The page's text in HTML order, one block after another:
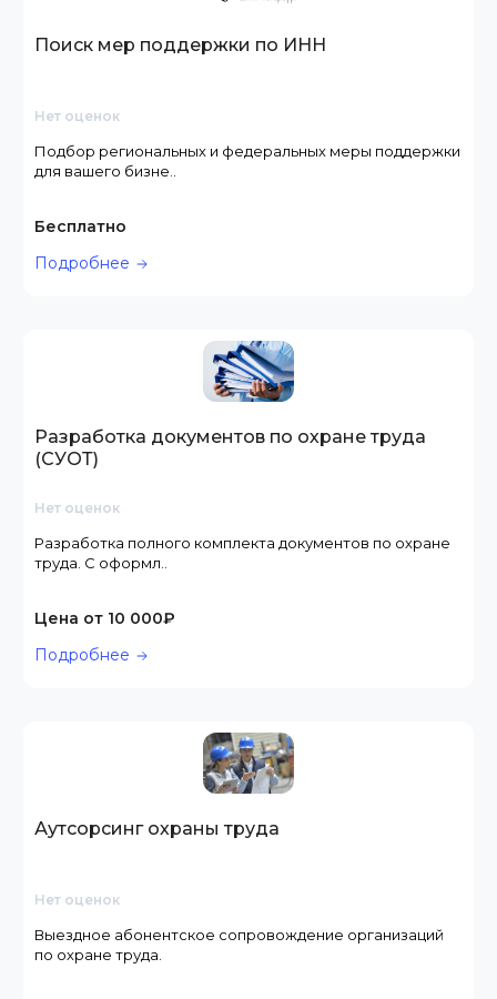
Поиск мер поддержки по ИНН
Нет оценок
Подбор региональных и федеральных меры поддержки
для вашего бизне..
Бесплатно
Подробнее
Разработка документов по охране труда
(СУОТ)
Нет оценок
Разработка полного комплекта документов по охране
труда. С оформл..
Цена от 10 000₽
Подробнее
Аутсорсинг охраны труда
Нет оценок
Выездное абонентское сопровождение организаций
по охране труда.